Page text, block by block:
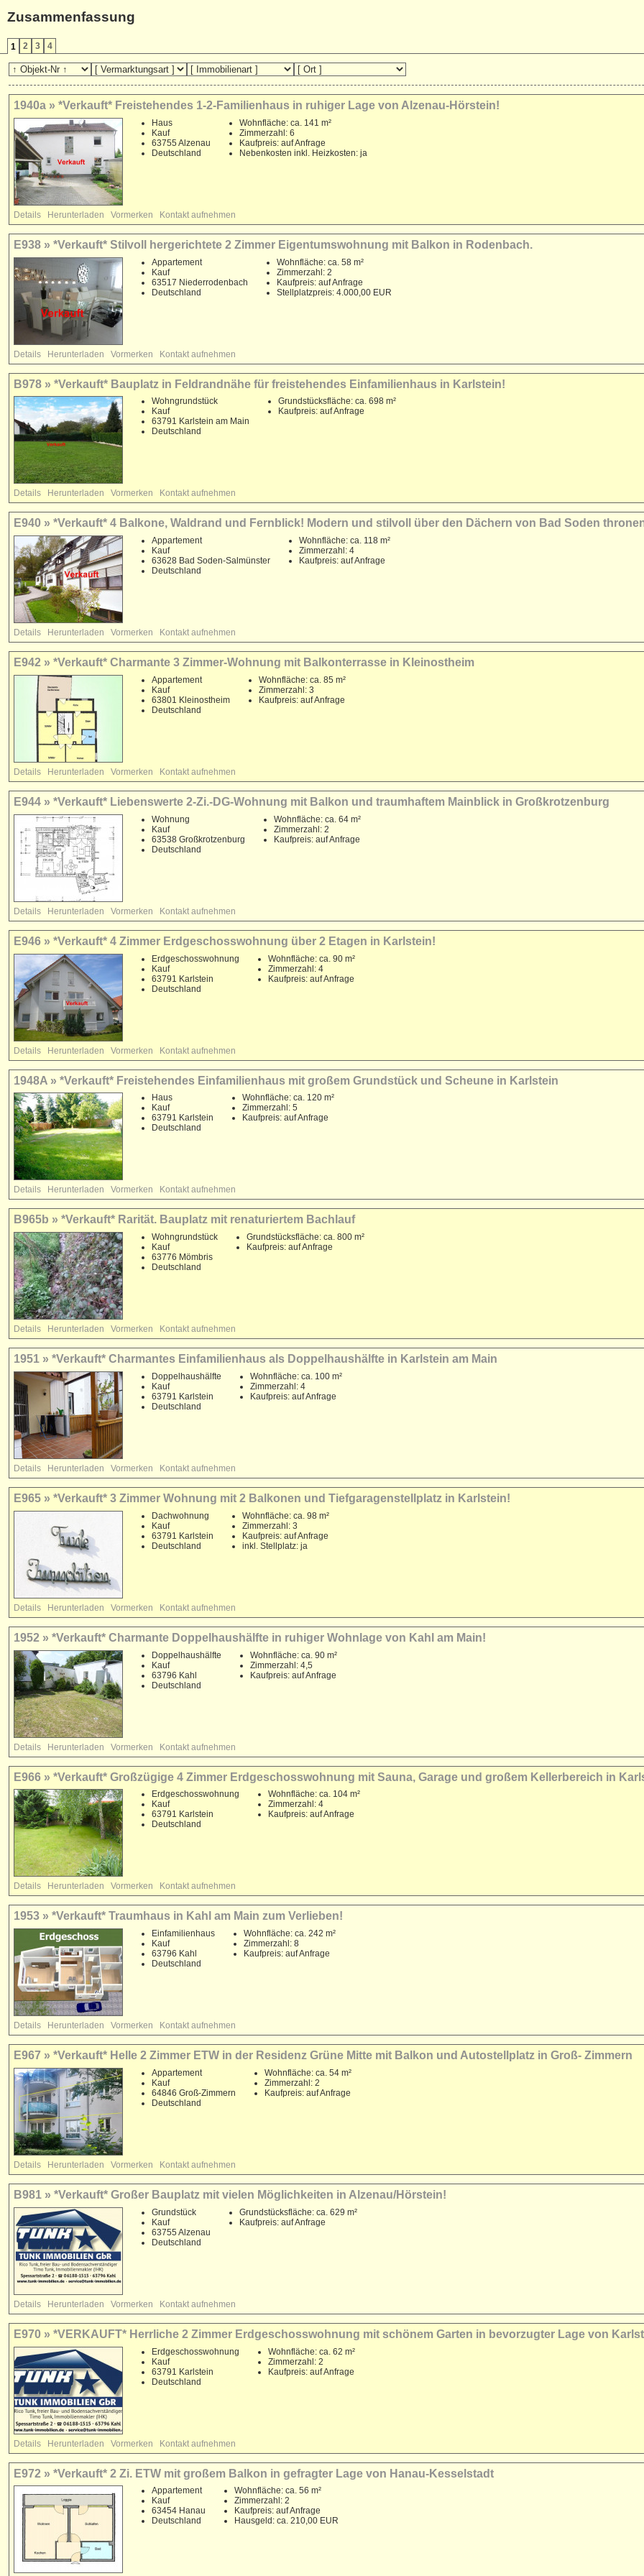
Zusammenfassung
1 2 3 4
1940a » *Verkauft* Freistehendes 1-2-Familienhaus in ruhiger Lage von Alzenau-Hörstein!
Haus
Kauf
63755 Alzenau
Deutschland
Wohnfläche: ca. 141 m²
Zimmerzahl: 6
Kaufpreis: auf Anfrage
Nebenkosten inkl. Heizkosten: ja
Details Herunterladen Vormerken Kontakt aufnehmen
E938 » *Verkauft* Stilvoll hergerichtete 2 Zimmer Eigentumswohnung mit Balkon in Rodenbach.
Appartement
Kauf
63517 Niederrodenbach
Deutschland
Wohnfläche: ca. 58 m²
Zimmerzahl: 2
Kaufpreis: auf Anfrage
Stellplatzpreis: 4.000,00 EUR
Details Herunterladen Vormerken Kontakt aufnehmen
B978 » *Verkauft* Bauplatz in Feldrandnähe für freistehendes Einfamilienhaus in Karlstein!
Wohngrundstück
Kauf
63791 Karlstein am Main
Deutschland
Grundstücksfläche: ca. 698 m²
Kaufpreis: auf Anfrage
Details Herunterladen Vormerken Kontakt aufnehmen
E940 » *Verkauft* 4 Balkone, Waldrand und Fernblick! Modern und stilvoll über den Dächern von Bad Soden
Appartement
Kauf
63628 Bad Soden-Salmünster
Deutschland
Wohnfläche: ca. 118 m²
Zimmerzahl: 4
Kaufpreis: auf Anfrage
Details Herunterladen Vormerken Kontakt aufnehmen
E942 » *Verkauft* Charmante 3 Zimmer-Wohnung mit Balkonterrasse in Kleinostheim
Appartement
Kauf
63801 Kleinostheim
Deutschland
Wohnfläche: ca. 85 m²
Zimmerzahl: 3
Kaufpreis: auf Anfrage
Details Herunterladen Vormerken Kontakt aufnehmen
E944 » *Verkauft* Liebenswerte 2-Zi.-DG-Wohnung mit Balkon und traumhaftem Mainblick in Großkrotzenburg
Wohnung
Kauf
63538 Großkrotzenburg
Deutschland
Wohnfläche: ca. 64 m²
Zimmerzahl: 2
Kaufpreis: auf Anfrage
Details Herunterladen Vormerken Kontakt aufnehmen
E946 » *Verkauft* 4 Zimmer Erdgeschosswohnung über 2 Etagen in Karlstein!
Erdgeschosswohnung
Kauf
63791 Karlstein
Deutschland
Wohnfläche: ca. 90 m²
Zimmerzahl: 4
Kaufpreis: auf Anfrage
Details Herunterladen Vormerken Kontakt aufnehmen
1948A » *Verkauft* Freistehendes Einfamilienhaus mit großem Grundstück und Scheune in Karlstein
Haus
Kauf
63791 Karlstein
Deutschland
Wohnfläche: ca. 120 m²
Zimmerzahl: 5
Kaufpreis: auf Anfrage
Details Herunterladen Vormerken Kontakt aufnehmen
B965b » *Verkauft* Rarität. Bauplatz mit renaturiertem Bachlauf
Wohngrundstück
Kauf
63776 Mömbris
Deutschland
Grundstücksfläche: ca. 800 m²
Kaufpreis: auf Anfrage
Details Herunterladen Vormerken Kontakt aufnehmen
1951 » *Verkauft* Charmantes Einfamilienhaus als Doppelhaushälfte in Karlstein am Main
Doppelhaushälfte
Kauf
63791 Karlstein
Deutschland
Wohnfläche: ca. 100 m²
Zimmerzahl: 4
Kaufpreis: auf Anfrage
Details Herunterladen Vormerken Kontakt aufnehmen
E965 » *Verkauft* 3 Zimmer Wohnung mit 2 Balkonen und Tiefgaragenstellplatz in Karlstein!
Dachwohnung
Kauf
63791 Karlstein
Deutschland
Wohnfläche: ca. 98 m²
Zimmerzahl: 3
Kaufpreis: auf Anfrage
inkl. Stellplatz: ja
Details Herunterladen Vormerken Kontakt aufnehmen
1952 » *Verkauft* Charmante Doppelhaushälfte in ruhiger Wohnlage von Kahl am Main!
Doppelhaushälfte
Kauf
63796 Kahl
Deutschland
Wohnfläche: ca. 90 m²
Zimmerzahl: 4,5
Kaufpreis: auf Anfrage
Details Herunterladen Vormerken Kontakt aufnehmen
E966 » *Verkauft* Großzügige 4 Zimmer Erdgeschosswohnung mit Sauna, Garage und großem Kellerbereich in
Erdgeschosswohnung
Kauf
63791 Karlstein
Deutschland
Wohnfläche: ca. 104 m²
Zimmerzahl: 4
Kaufpreis: auf Anfrage
Details Herunterladen Vormerken Kontakt aufnehmen
1953 » *Verkauft* Traumhaus in Kahl am Main zum Verlieben!
Einfamilienhaus
Kauf
63796 Kahl
Deutschland
Wohnfläche: ca. 242 m²
Zimmerzahl: 8
Kaufpreis: auf Anfrage
Details Herunterladen Vormerken Kontakt aufnehmen
E967 » *Verkauft* Helle 2 Zimmer ETW in der Residenz Grüne Mitte mit Balkon und Autostellplatz in Groß- Zimmern
Appartement
Kauf
64846 Groß-Zimmern
Deutschland
Wohnfläche: ca. 54 m²
Zimmerzahl: 2
Kaufpreis: auf Anfrage
Details Herunterladen Vormerken Kontakt aufnehmen
B981 » *Verkauft* Großer Bauplatz mit vielen Möglichkeiten in Alzenau/Hörstein!
Grundstück
Kauf
63755 Alzenau
Deutschland
Grundstücksfläche: ca. 629 m²
Kaufpreis: auf Anfrage
Details Herunterladen Vormerken Kontakt aufnehmen
E970 » *VERKAUFT* Herrliche 2 Zimmer Erdgeschosswohnung mit schönem Garten in bevorzugter Lage von
Erdgeschosswohnung
Kauf
63791 Karlstein
Deutschland
Wohnfläche: ca. 62 m²
Zimmerzahl: 2
Kaufpreis: auf Anfrage
Details Herunterladen Vormerken Kontakt aufnehmen
E972 » *Verkauft* 2 Zi. ETW mit großem Balkon in gefragter Lage von Hanau-Kesselstadt
Appartement
Kauf
63454 Hanau
Deutschland
Wohnfläche: ca. 56 m²
Zimmerzahl: 2
Kaufpreis: auf Anfrage
Hausgeld: ca. 210,00 EUR